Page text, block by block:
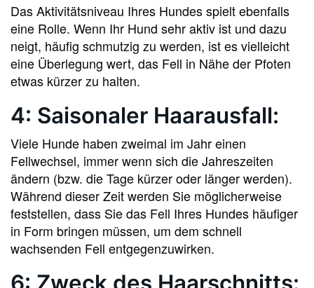
Das Aktivitätsniveau Ihres Hundes spielt ebenfalls
eine Rolle. Wenn Ihr Hund sehr aktiv ist und dazu
neigt, häufig schmutzig zu werden, ist es vielleicht
eine Überlegung wert, das Fell in Nähe der Pfoten
etwas kürzer zu halten.
4: Saisonaler Haarausfall:
Viele Hunde haben zweimal im Jahr einen
Fellwechsel, immer wenn sich die Jahreszeiten
ändern (bzw. die Tage kürzer oder länger werden).
Während dieser Zeit werden Sie möglicherweise
feststellen, dass Sie das Fell Ihres Hundes häufiger
in Form bringen müssen, um dem schnell
wachsenden Fell entgegenzuwirken.